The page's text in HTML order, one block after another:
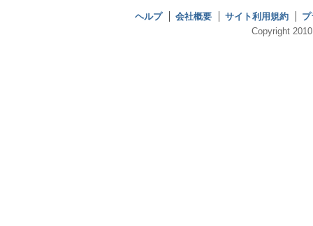
ヘルプ 会社概要 サイト利用規約
Copyright